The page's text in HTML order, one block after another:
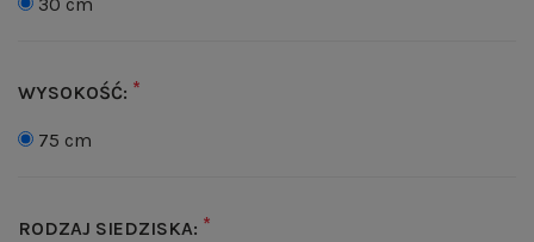
30 cm
WYSOKOŚĆ: *
75 cm
RODZAJ SIEDZISKA: *